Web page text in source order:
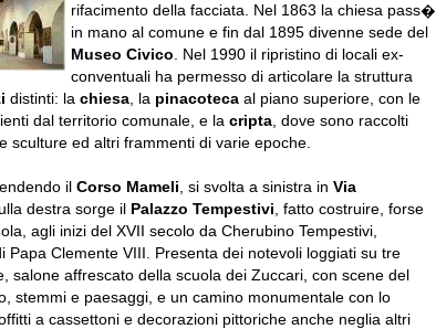
rifacimento della facciata. Nel 1863 la chiesa pass�
in mano al comune e fin dal 1895 divenne sede del
Museo Civico . Nel 1990 il ripristino di locali ex-
conventuali ha permesso di articolare la struttura
distinti: la chiesa , la pinacoteca al piano superiore, con le
dal territorio comunale, e la cripta , dove sono raccolti
sculture ed altri frammenti di varie epoche.
il Corso Mameli , si svolta a sinistra in Via
destra sorge il Palazzo Tempestivi , fatto costruire, forse
agli inizi del XVII secolo da Cherubino Tempestivi,
Papa Clemente VIII. Presenta dei notevoli loggiati su tre
salone affrescato della scuola dei Zuccari, con scene del
stemmi e paesaggi, e un camino monumentale con lo
a cassettoni e decorazioni pittoriche anche neglia altri